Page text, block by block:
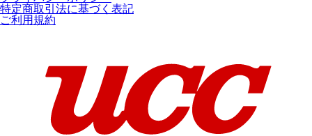
特定商取引法に基づく表記
ご利用規約